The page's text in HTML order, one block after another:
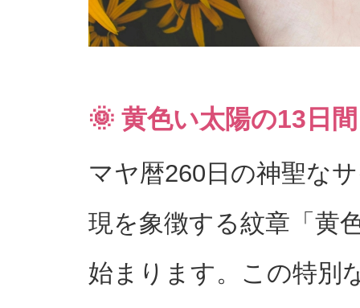
🌞 黄色い太陽の13日間
マヤ暦260日の神聖な
現を象徴する紋章「黄
始まります。この特別